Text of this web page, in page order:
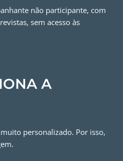
não participante, com
sem acesso às
A
personalizado. Por isso,